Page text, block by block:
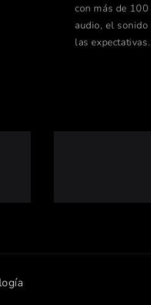
con más de
audio, el sonido
las expectativas.